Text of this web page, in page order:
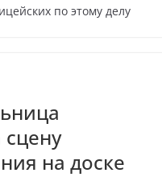
по этому делу
на доске